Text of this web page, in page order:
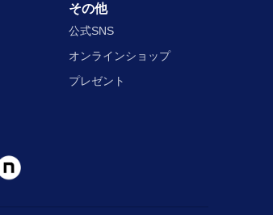
その他
公式SNS
オンラインショップ
プレゼント